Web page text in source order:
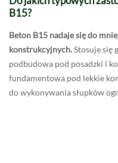
B15?
Beton B15 nadaje się do
konstrukcyjnych.Stosuje się
podbudowa pod posadzki i
fundamentowa pod lekkie
do wykonywania słupków